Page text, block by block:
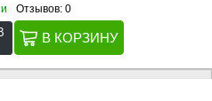
Отзывов: 0